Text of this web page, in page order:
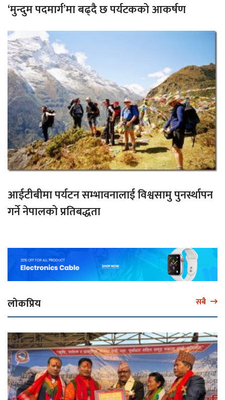
‘मुन्दुम पदमार्ग’मा बढ्दै छ पर्यटकको आकर्षण
आईटीबीमा पर्यटन सम्भावनालाई विश्वसामु पुनर्स्थापन
गर्ने नेपालको प्रतिबद्धता
लोकप्रिय सबै